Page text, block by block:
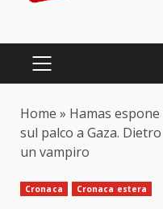
PRIMARY
Home » Hamas
sul palco a Gaza.
un vampiro
Cronaca Cronaca estera